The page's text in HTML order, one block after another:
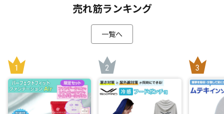
売れ筋ランキング
一覧へ